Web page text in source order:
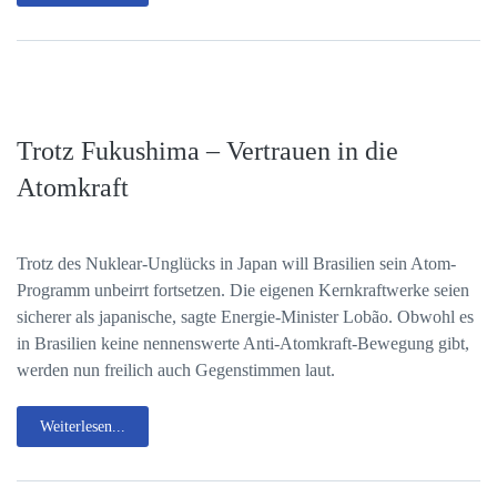
Trotz Fukushima – Vertrauen in die
Atomkraft
Trotz des Nuklear-Unglücks in Japan will Brasilien sein Atom-
Programm unbeirrt fortsetzen. Die eigenen Kernkraftwerke seien
sicherer als japanische, sagte Energie-Minister Lobão. Obwohl es
in Brasilien keine nennenswerte Anti-Atomkraft-Bewegung gibt,
werden nun freilich auch Gegenstimmen laut.
Weiterlesen...